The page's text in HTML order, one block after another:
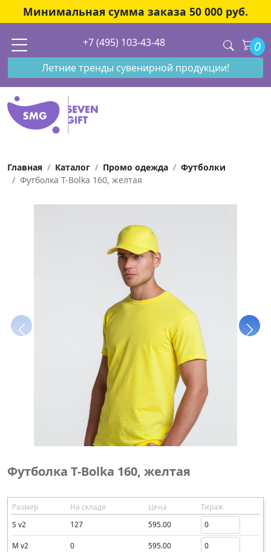
Минимальная сумма заказа 50 000 руб.
+7 (495) 103-43-48 0
Летние тренды сувенирной продукции!
Главная Каталог Промо одежда
Футболки
Футболка T-Bolka 160, желтая
Футболка T-Bolka 160, желтая
Размер На складе Цена
Тираж
S v2
127 595.00
M v2 0 595.00